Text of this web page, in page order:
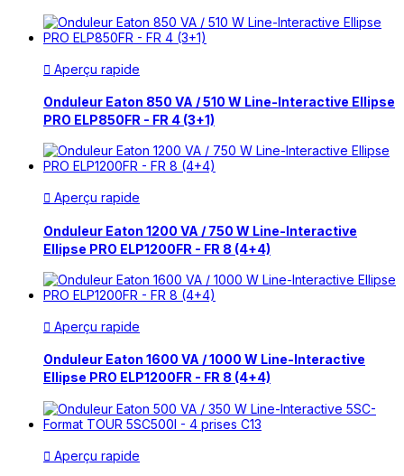
 Aperçu rapide
Onduleur Eaton 850 VA / 510 W Line-Interactive Ellipse
PRO ELP850FR - FR 4 (3+1)
 Aperçu rapide
Onduleur Eaton 1200 VA / 750 W Line-Interactive
Ellipse PRO ELP1200FR - FR 8 (4+4)
 Aperçu rapide
Onduleur Eaton 1600 VA / 1000 W Line-Interactive
Ellipse PRO ELP1200FR - FR 8 (4+4)
 Aperçu rapide